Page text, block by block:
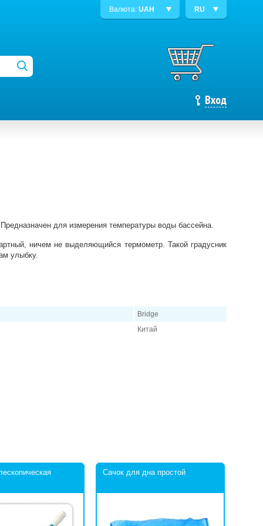
Валюта: UAH RU
Вход
для измерения температуры воды бассейна.
ничем не выделяющийся термометр. Такой градусник
улыбку.
Bridge
Китай
Сачок для дна простой